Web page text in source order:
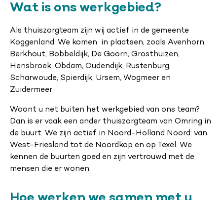
Wat is ons werkgebied?
Als thuiszorgteam zijn wij actief in de gemeente
Koggenland. We komen in plaatsen, zoals Avenhorn,
Berkhout, Bobbeldijk, De Goorn, Grosthuizen,
Hensbroek, Obdam, Oudendijk, Rustenburg,
Scharwoude, Spierdijk, Ursem, Wogmeer en
Zuidermeer
Woont u net buiten het werkgebied van ons team?
Dan is er vaak een ander thuiszorgteam van Omring in
de buurt. We zijn actief in Noord-Holland Noord: van
West-Friesland tot de Noordkop en op Texel. We
kennen de buurten goed en zijn vertrouwd met de
mensen die er wonen.